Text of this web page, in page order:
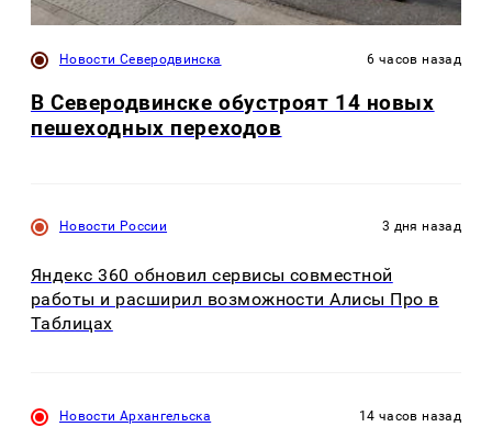
Новости Северодвинска 6 часов назад
В Северодвинске обустроят 14 новых
пешеходных переходов
Новости России 3 дня назад
Яндекс 360 обновил сервисы совместной
работы и расширил возможности Алисы Про в
Таблицах
Новости Архангельска 14 часов назад